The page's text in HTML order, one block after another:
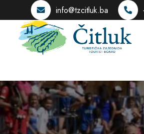
info@tzcitluk.ba